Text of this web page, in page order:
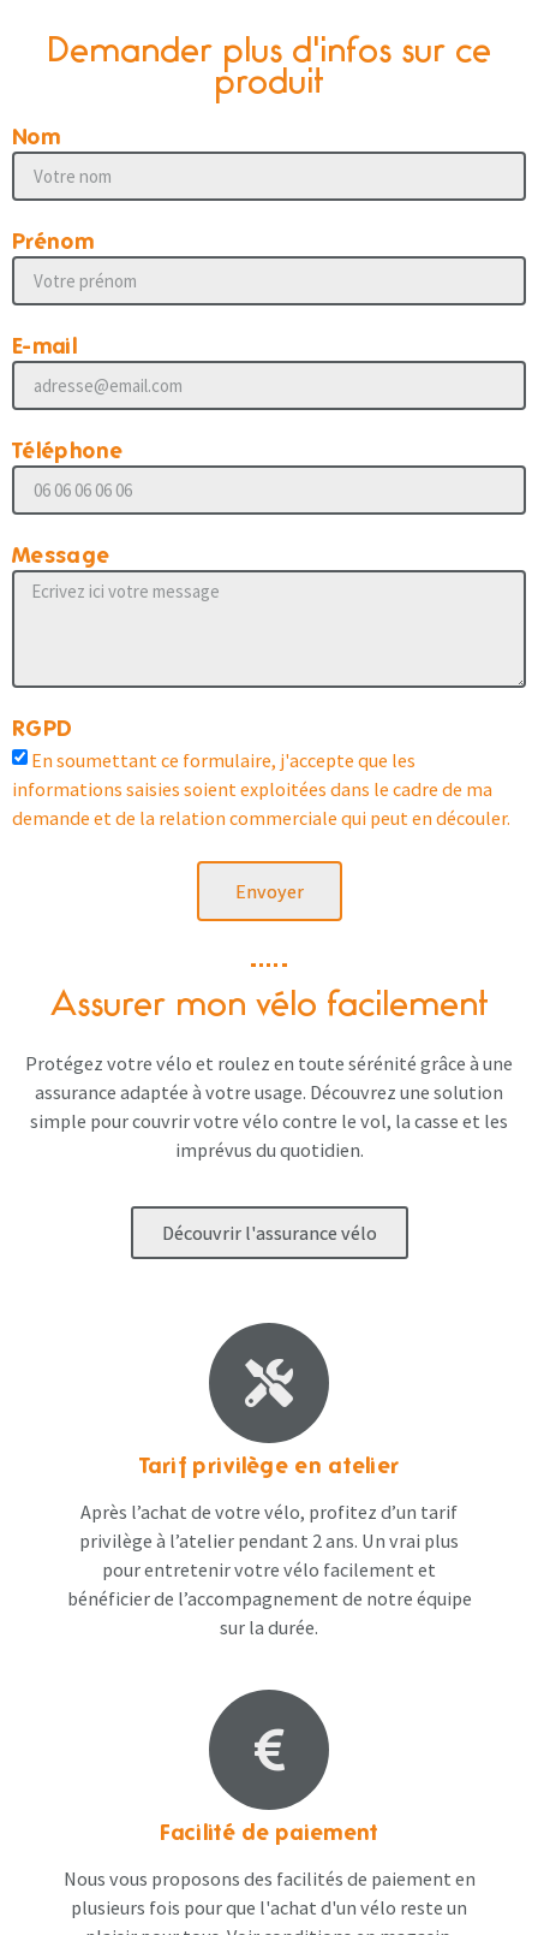
Demander plus d'infos sur ce
produit
Nom
Prénom
E-mail
Téléphone
Message
RGPD
En soumettant ce formulaire, j'accepte que les
informations saisies soient exploitées dans le cadre de ma
demande et de la relation commerciale qui peut en découler.
Envoyer
Assurer mon vélo facilement
Protégez votre vélo et roulez en toute sérénité grâce à une
assurance adaptée à votre usage. Découvrez une solution
simple pour couvrir votre vélo contre le vol, la casse et les
imprévus du quotidien.
Découvrir l'assurance vélo
Tarif privilège en atelier
Après l’achat de votre vélo, profitez d’un tarif
privilège à l’atelier pendant 2 ans. Un vrai plus
pour entretenir votre vélo facilement et
bénéficier de l’accompagnement de notre équipe
sur la durée.
Facilité de paiement
Nous vous proposons des facilités de paiement en
plusieurs fois pour que l'achat d'un vélo reste un